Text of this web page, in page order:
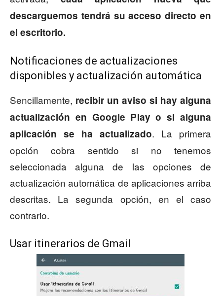
descarguemos tendrá su acceso directo en
el escritorio.
Notificaciones de actualizaciones
disponibles y actualización automática
Sencillamente, recibir un aviso si hay alguna
actualización en Google Play o si alguna
aplicación se ha actualizado. La primera
opción cobra sentido si no tenemos
seleccionada alguna de las opciones de
actualización automática de aplicaciones arriba
descritas. La segunda opción, en el caso
contrario.
Usar itinerarios de Gmail